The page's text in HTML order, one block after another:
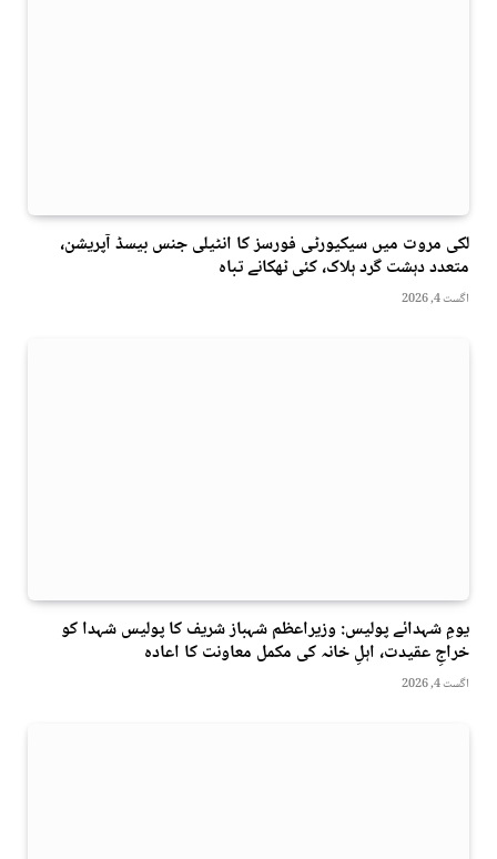
لکی مروت میں سیکیورٹی فورسز کا انٹیلی جنس بیسڈ آپریشن،
متعدد دہشت گرد ہلاک، کئی ٹھکانے تباہ
اگست 4, 2026
یومِ شہدائے پولیس: وزیراعظم شہباز شریف کا پولیس شہدا کو
خراجِ عقیدت، اہلِ خانہ کی مکمل معاونت کا اعادہ
اگست 4, 2026